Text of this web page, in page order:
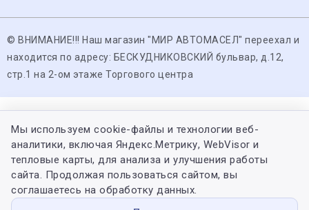
© ВНИМАНИЕ!!! Наш магазин "МИР АВТОМАСЕЛ" переехал и
находится по адресу: БЕСКУДНИКОВСКИЙ бульвар, д.12,
стр.1 на 2-ом этаже Торгового центра
Мы используем cookie-файлы и технологии веб-
аналитики, включая Яндекс.Метрику, WebVisor и
тепловые карты, для анализа и улучшения работы
сайта. Продолжая пользоваться сайтом, вы
соглашаетесь на обработку данных.